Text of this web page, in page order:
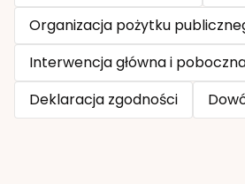
Organizacja pożytku
Interwencja główna i
Deklaracja zgodności